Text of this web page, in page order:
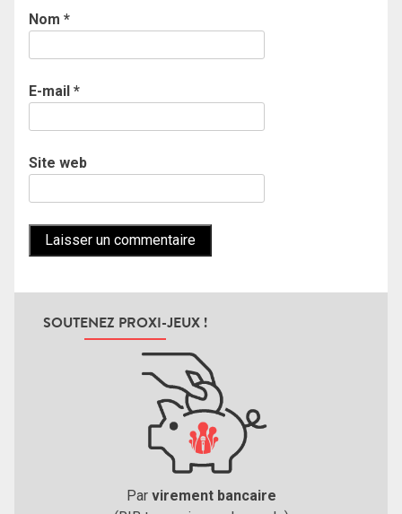
Nom *
E-mail *
Site web
SOUTENEZ PROXI-JEUX !
Par virement bancaire